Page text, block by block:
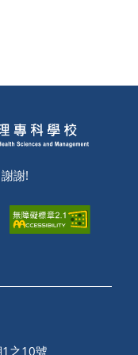
謝!
之10號